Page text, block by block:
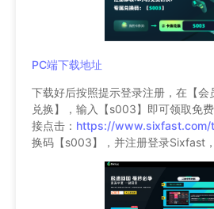
PC端下载地址
下载好后按照提示登录注册，在【会
兑换】，输入【s003】即可领取免
接点击： https://www.sixfast.com/
换码【s003】，并注册登录Sixfast，